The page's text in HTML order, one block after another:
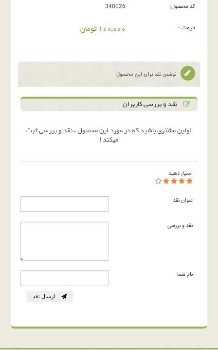
کد محصول: 340026
قیمت : 100,000 تومان
نوشتن نقد برای این محصول
نقد و بررسی کاربران
اولین مشتری باشید که در مورد این محصول ، نقد و بررسی ثبت
میکند !
امتیاز دهید
عنوان نقد
نقد و بررسی
نام شما
ارسال نقد